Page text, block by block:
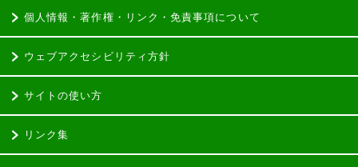
個人情報・著作権・リンク・免責事項について
ウェブアクセシビリティ方針
サイトの使い方
リンク集